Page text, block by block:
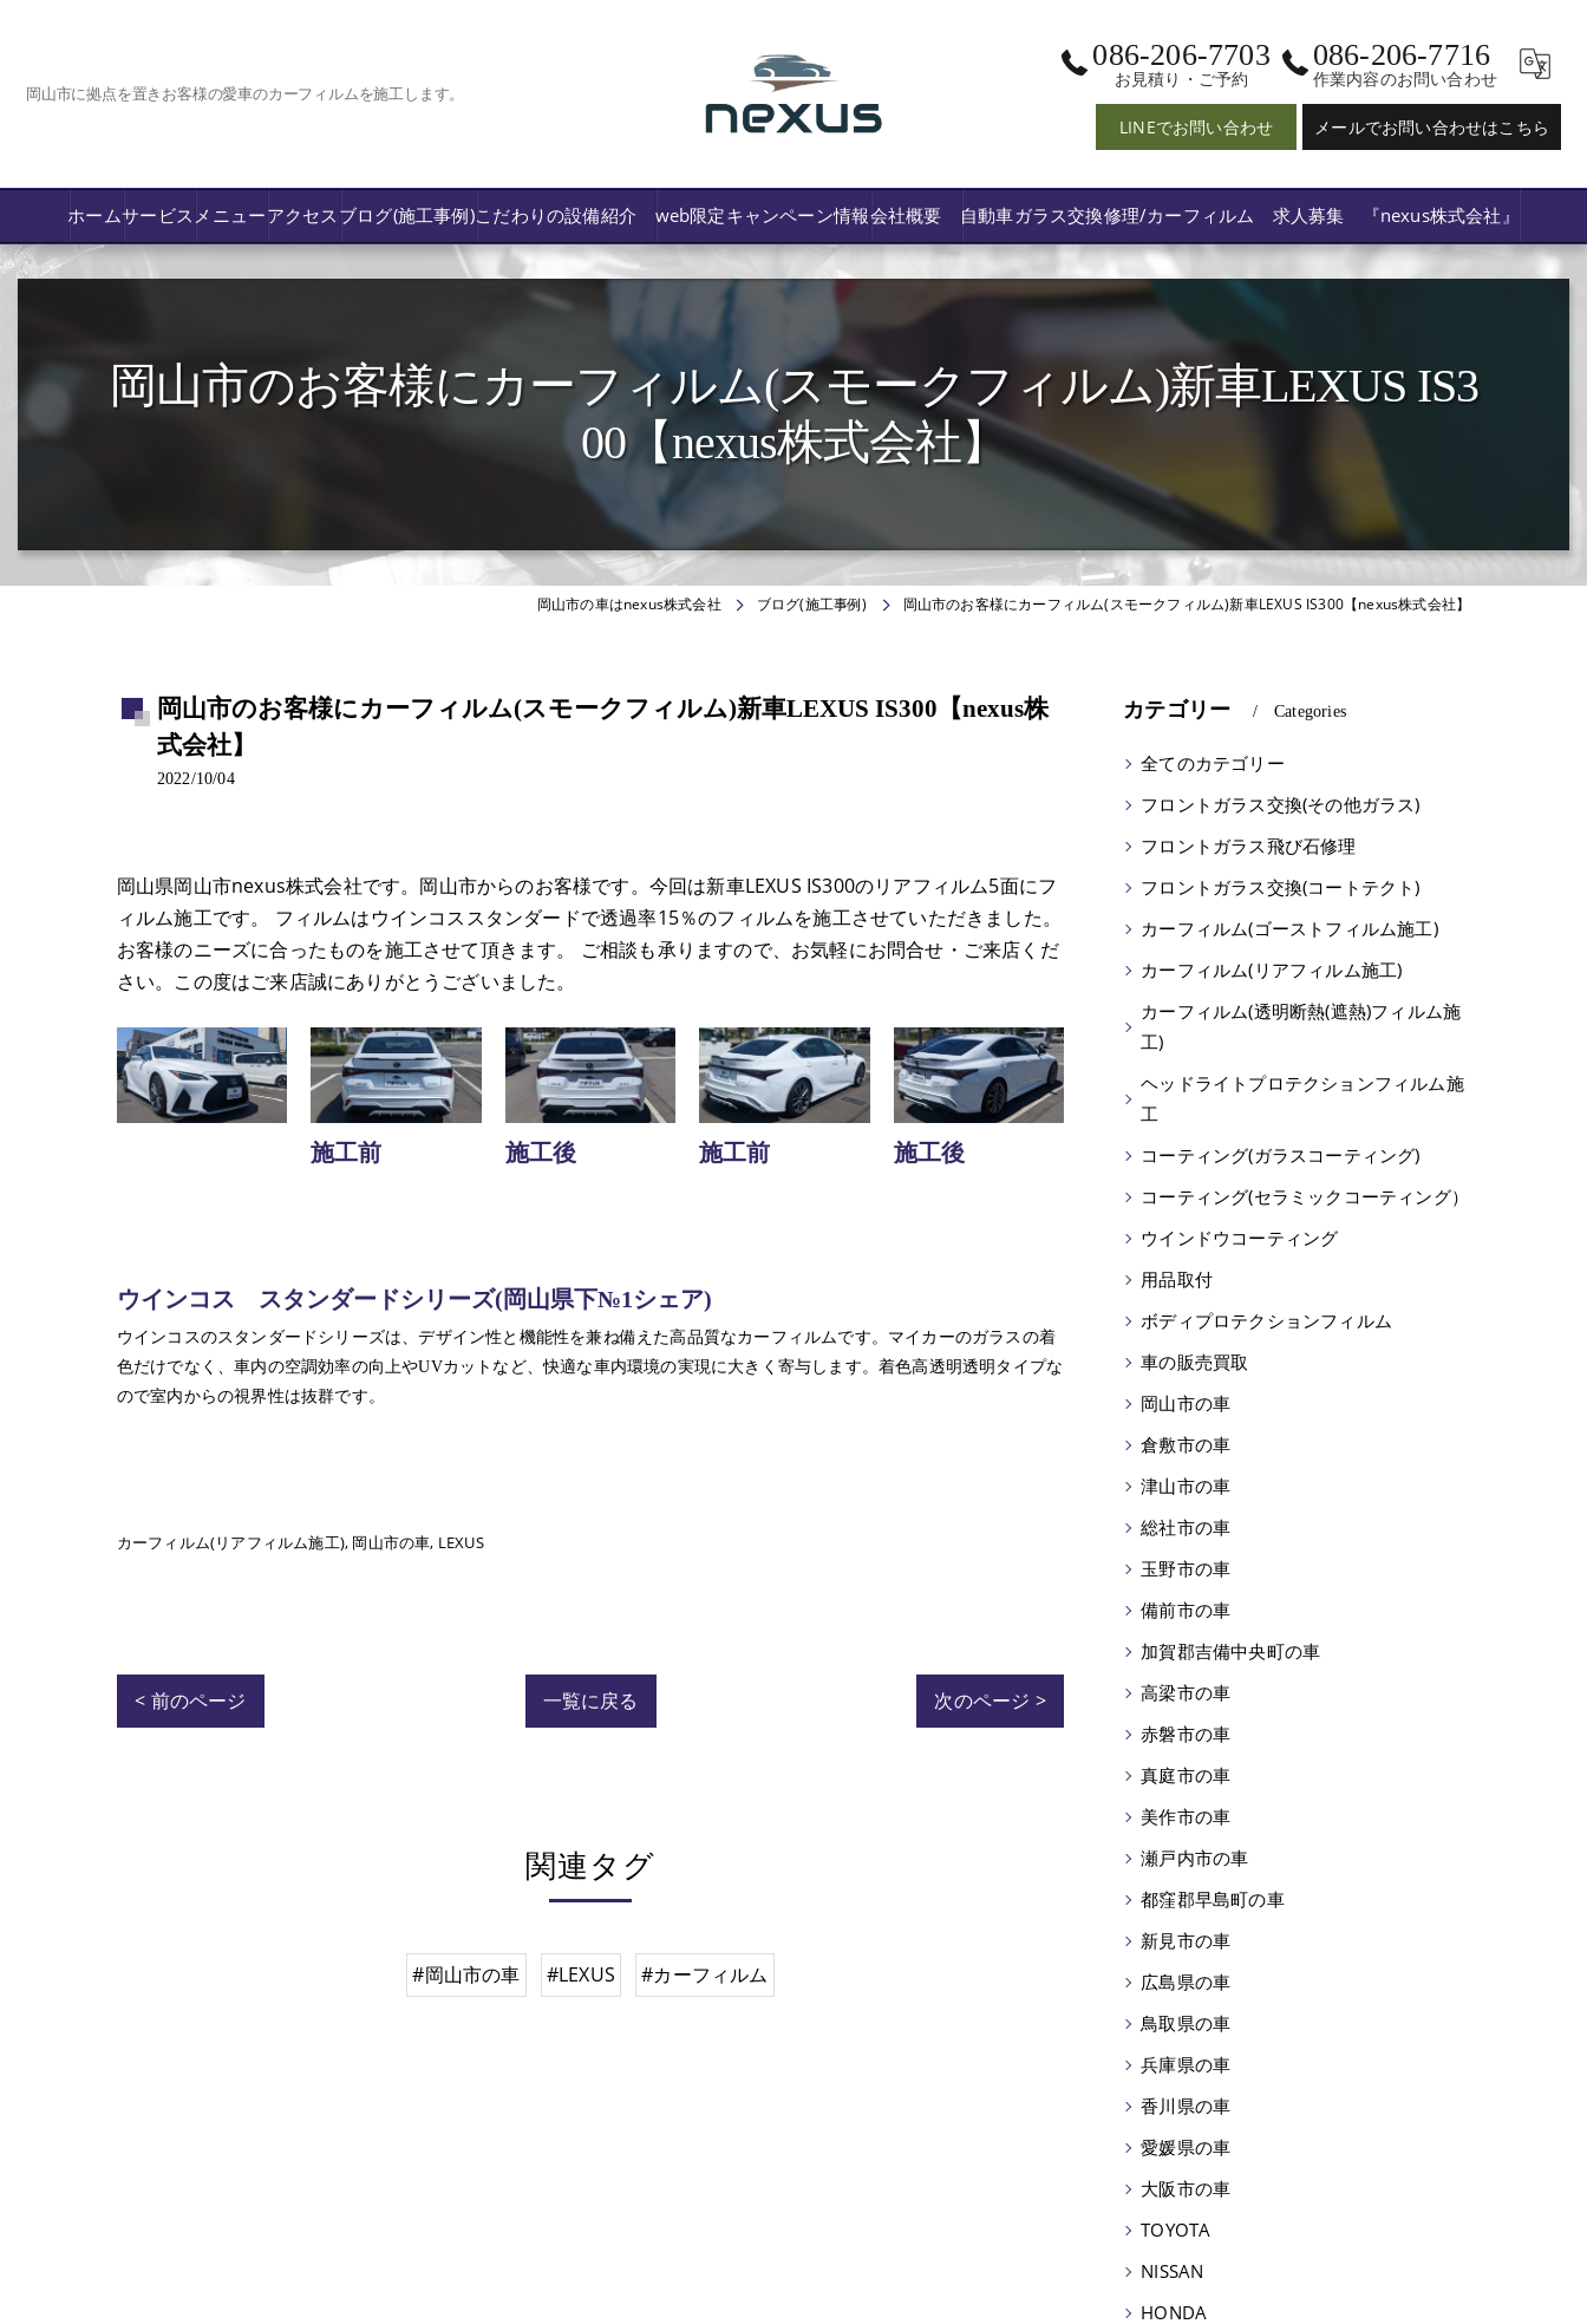
岡山市に拠点を置きお客様の愛車のカーフィルムを施工します。
086-206-7703
お見積り・ご予約
086-206-7716
作業内容のお問い合わせ
LINEでお問い合わせ メールでお問い合わせはこちら
ホームサービス メニュー
フロントガラス飛び石傷/補修修理か交換/費用や保険修理の可否など解説
カー用品取付･車販売･買取(ﾄﾞﾗﾚｺ･ﾅﾋﾞ等)
アクセス ブログ(施工事例)こだわりの設備紹介 web限定キャンペーン情報会社概要 自動車ガラス交換修理/カーフィルム 求人募集 『nexus株式会社』
岡山市のお客様にカーフィルム(スモークフィルム)新車LEXUS IS3
00【nexus株式会社】
岡山市の車はnexus株式会社 ブログ(施工事例) 岡山市のお客様にカーフィルム(スモークフィルム)新車LEXUS IS300【nexus株式会社】
岡山市のお客様にカーフィルム(スモークフィルム)新車LEXUS IS300【nexus株
式会社】
2022/10/04
岡山県岡山市nexus株式会社です。岡山市からのお客様です。今回は新車LEXUS IS300のリアフィルム5面にフ
ィルム施工です。 フィルムはウインコススタンダードで透過率15％のフィルムを施工させていただきました。
お客様のニーズに合ったものを施工させて頂きます。 ご相談も承りますので、お気軽にお問合せ・ご来店くだ
さい。この度はご来店誠にありがとうございました。
施工前 施工後 施工前 施工後
ウインコス スタンダードシリーズ(岡山県下№1シェア)
ウインコスのスタンダードシリーズは、デザイン性と機能性を兼ね備えた高品質なカーフィルムです。マイカーのガラスの着
色だけでなく、車内の空調効率の向上やUVカットなど、快適な車内環境の実現に大きく寄与します。着色高透明透明タイプな
ので室内からの視界性は抜群です。
カーフィルム(リアフィルム施工) 岡山市の車 LEXUS
< 前のページ 一覧に戻る 次のページ >
関連タグ
#岡山市の車 #LEXUS #カーフィルム
カテゴリー Categories
全てのカテゴリー
フロントガラス交換(その他ガラス)
フロントガラス飛び石修理
フロントガラス交換(コートテクト)
カーフィルム(ゴーストフィルム施工)
カーフィルム(リアフィルム施工)
カーフィルム(透明断熱(遮熱)フィルム施
工)
ヘッドライトプロテクションフィルム施
工
コーティング(ガラスコーティング)
コーティング(セラミックコーティング）
ウインドウコーティング
用品取付
ボディプロテクションフィルム
車の販売買取
岡山市の車
倉敷市の車
津山市の車
総社市の車
玉野市の車
備前市の車
加賀郡吉備中央町の車
高梁市の車
赤磐市の車
真庭市の車
美作市の車
瀬戸内市の車
都窪郡早島町の車
新見市の車
広島県の車
鳥取県の車
兵庫県の車
香川県の車
愛媛県の車
大阪市の車
TOYOTA
NISSAN
HONDA